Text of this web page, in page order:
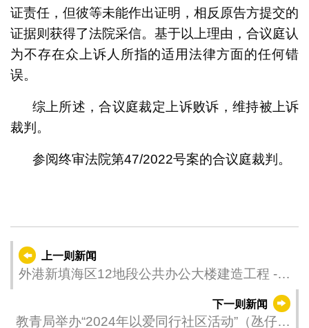
证责任，但彼等未能作出证明，相反原告方提交的
证据则获得了法院采信。基于以上理由，合议庭认
为不存在众上诉人所指的适用法律方面的任何错
误。
综上所述，合议庭裁定上诉败诉，维持被上诉
裁判。
参阅终审法院第47/2022号案的合议庭裁判。
上一则新闻
外港新填海区12地段公共办公大楼建造工程 -
下一则新闻
教青局举办“2024年以爱同行社区活动”（氹仔